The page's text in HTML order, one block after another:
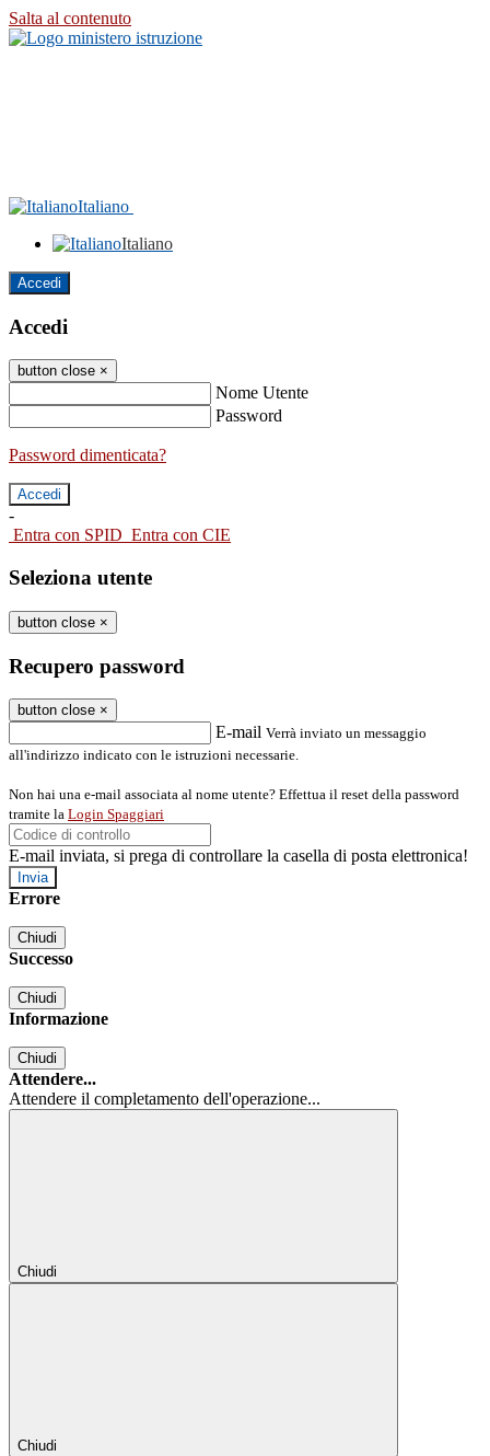
Salta al contenuto
Italiano
Italiano
Accedi
Accedi
button close ×
Nome Utente
Password
Password dimenticata?
-
Entra con SPID Entra con CIE
Seleziona utente
button close ×
Recupero password
button close ×
E-mail Verrà inviato un messaggio
all'indirizzo indicato con le istruzioni necessarie.
Non hai una e-mail associata al nome utente? Effettua il reset della password
tramite la Login Spaggiari
E-mail inviata, si prega di controllare la casella di posta elettronica!
Errore
Chiudi
Successo
Chiudi
Informazione
Chiudi
Attendere...
Attendere il completamento dell'operazione...
Chiudi
Chiudi